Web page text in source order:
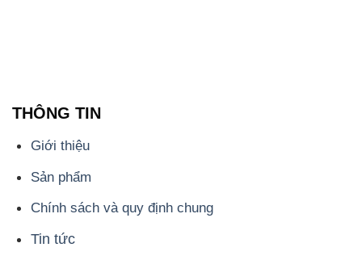
THÔNG TIN
Giới thiệu
Sản phẩm
Chính sách và quy định chung
Tin tức